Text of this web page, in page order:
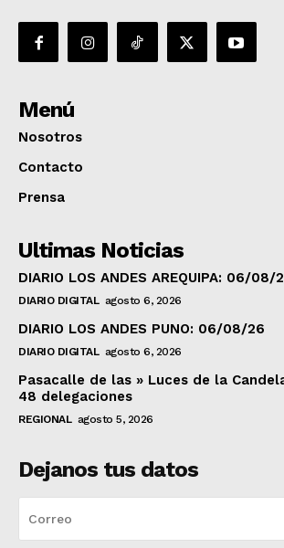
Menú
Nosotros
Contacto
Prensa
Ultimas Noticias
DIARIO LOS ANDES AREQUIPA: 06/08/
DIARIO DIGITAL agosto 6, 2026
DIARIO LOS ANDES PUNO: 06/08/26
DIARIO DIGITAL agosto 6, 2026
Pasacalle de las » Luces de la
48 delegaciones
REGIONAL agosto 5, 2026
Dejanos tus datos